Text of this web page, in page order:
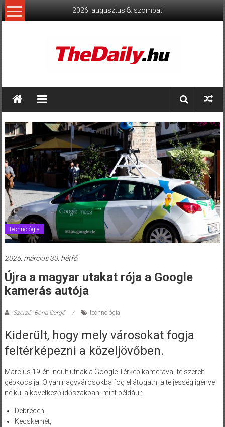
Skip
to
2026. augusztus 8. szombat
TheDaily.hu
eseményei,
érthetően.
Technológia
2026. március 30. hétfő
Újra a magyar utakat rója a Google
kamerás autója
Szerző: Bóna Gergő technológia
Kiderült, hogy mely városokat fogja
feltérképezni a közeljövőben.
Március 19-én indult útnak a Google Térkép kamerával felszerelt
gépkocsija. Olyan nagyvárosokba fog ellátogatni a teljesség igénye
nélkül a következő időszakban, mint például:
Debrecen,
Kecskemét,